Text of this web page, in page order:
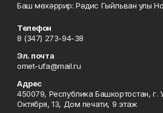
Баш мөхәррир: Рәдис Гыйльван улы
Телефон
8 (347) 273-94-38
Эл. почта
omet-ufa@mail.ru
Адрес
450079, Республика Башкортостан, г.
Октября, 13, Дом печати, 9 этаж